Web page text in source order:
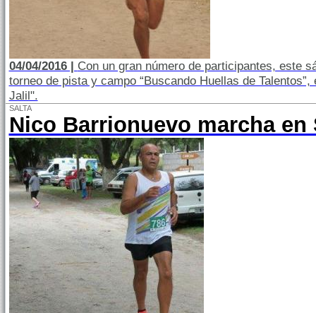
04/04/2016 | Con un gran número de participantes, este
torneo de pista y campo “Buscando Huellas de
Jalil".
SALTA
Nico Barrionuevo marcha en